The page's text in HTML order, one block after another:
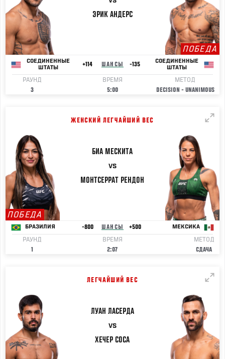
ЭРИК АНДЕРС
ПОБЕДА
СОЕДИНЕННЫЕ
ШТАТЫ
+114 ШАНСЫ -135
СОЕДИНЕННЫЕ
ШТАТЫ
РАУНД
3
ВРЕМЯ
5:00
МЕТОД
DECISION - UNANIMOUS
ЖЕНСКИЙ ЛЕГЧАЙШИЙ ВЕС
ПОБЕДА
БИА МЕСКИТА
VS
МОНТСЕРРАТ РЕНДОН
БРАЗИЛИЯ -800 ШАНСЫ +500 МЕКСИКА
РАУНД
1
ВРЕМЯ
2:07
МЕТОД
СДАЧА
ЛЕГЧАЙШИЙ ВЕС
ЛУАН ЛАСЕРДА
VS
ХЕЧЕР СОСА